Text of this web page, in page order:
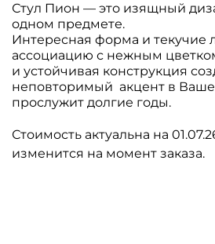
Стул Пион — это изящный
одном предмете.
Интересная форма и текучие
ассоциацию с нежным
и устойчивая конструкция
неповторимый акцент в
прослужит долгие годы.
Стоимость актуальна на
изменится на момент заказа.